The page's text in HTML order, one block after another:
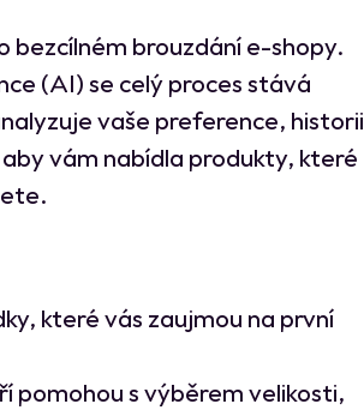
bezcílném brouzdání e-shopy.
(AI) se celý proces stává
vaše preference, historii
vám nabídla produkty, které
které vás zaujmou na první
pomohou s výběrem velikosti,